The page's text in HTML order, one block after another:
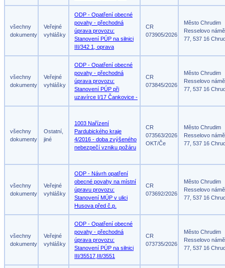
všechny
dokumenty
Veřejné
vyhlášky
ODP - Opatření obecné
povahy - přechodná
úprava provozu:
Stanovení PÚP na silnici
III/342 1, oprava
CR
073905/2026
Město Chrudim
Resselovo
77, 537 16
všechny
dokumenty
Veřejné
vyhlášky
ODP - Opatření obecné
povahy - přechodná
úprava provozu:
Stanovení PÚP při
uzavírce I/17 Čankovice -
CR
073845/2026
Město Chrudim
Resselovo
77, 537 16
všechny
dokumenty
Ostatní,
jiné
1003 Nařízení
Pardubického kraje
4/2016 - doba zvýšeného
nebezpečí vzniku požáru
CR
073563/2026
OKT/Če
Město Chrudim
Resselovo
77, 537 16
všechny
dokumenty
Veřejné
vyhlášky
ODP - Návrh opatření
obecné povahy na místní
úpravu provozu:
Stanovení MÚP v ulici
Husova před č.p.
CR
073692/2026
Město Chrudim
Resselovo
77, 537 16
všechny
dokumenty
Veřejné
vyhlášky
ODP - Opatření obecné
povahy - přechodná
úprava provozu:
Stanovení PÚP na silnici
III/35517,III/3551
CR
073735/2026
Město Chrudim
Resselovo
77, 537 16